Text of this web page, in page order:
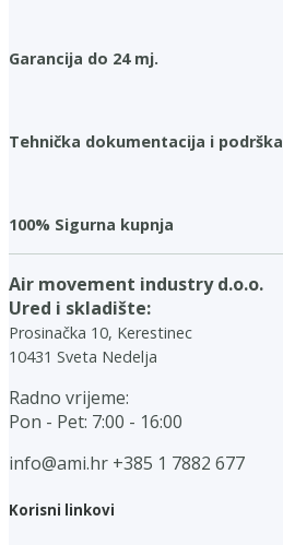
Garancija do 24 mj.
Tehnička dokumentacija i podrška
100% Sigurna kupnja
Air movement industry d.o.o.
Ured i skladište:
Prosinačka 10, Kerestinec
10431 Sveta Nedelja
Radno vrijeme:
Pon - Pet: 7:00 - 16:00
info@ami.hr +385 1 7882 677
Korisni linkovi